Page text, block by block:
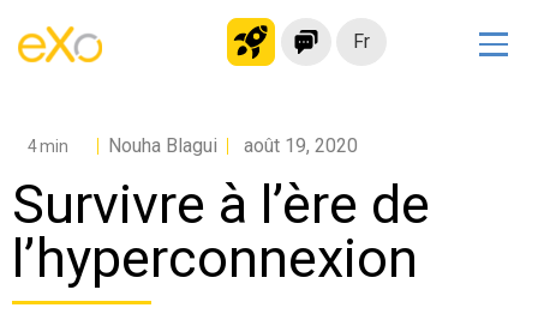
Fr
Intranet moderne
Plateforme collaborative
Réseau social
Hub de connaissances
Portail d’applications
Nouha Blagui août 19, 2020
Survivre à l’ère de
l’hyperconnexion